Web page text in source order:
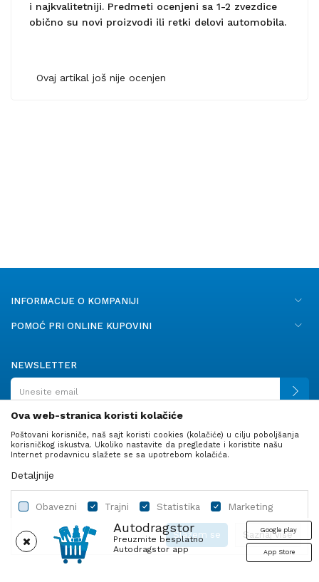
Autodragstor
Preuzmite besplatno
Autodragstor app
Google play
App Store
i najkvalitetniji. Predmeti ocenjeni sa 1-2 zvezdice
obično su novi proizvodi ili retki delovi automobila.
Ovaj artikal još nije ocenjen
INFORMACIJE O KOMPANIJI
POMOĆ PRI ONLINE KUPOVINI
NEWSLETTER
PRATITE NAS
Autodelovi Ulje i tečnosti
Ova web-stranica koristi kolačiće
Poštovani korisniče, naš sajt koristi cookies (kolačiće) u cilju poboljšanja
korisničkog iskustva. Ukoliko nastavite da pregledate i koristite našu
Internet prodavnicu slažete se sa upotrebom kolačića.
Detaljnije
Obavezni Trajni Statistika Marketing
Saznaj više
Slažem se